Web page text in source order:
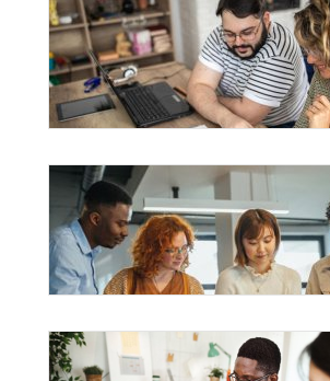
En savoir plus
Fichier
En savoir plus
Fichier
Fichier